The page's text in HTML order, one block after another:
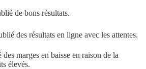
de bons résultats.
des résultats en ligne avec les attentes.
des marges en baisse en raison de la
élevés.